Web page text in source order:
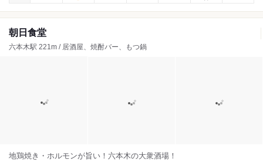
朝日食堂
六本木駅 221m / 居酒屋、焼酎バー、もつ鍋
地鶏焼き・ホルモンが旨い！六本木の大衆酒場！